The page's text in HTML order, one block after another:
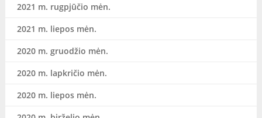
2021 m. rugpjūčio mėn.
2021 m. liepos mėn.
2020 m. gruodžio mėn.
2020 m. lapkričio mėn.
2020 m. liepos mėn.